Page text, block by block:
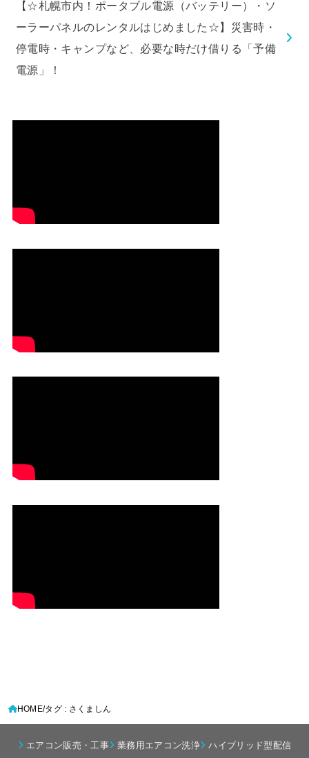
【☆札幌市内！ポータブル電源（バッテリー）・ソ
ーラーパネルのレンタルはじめました☆】災害時・
停電時・キャンプなど、必要な時だけ借りる「予備
電源」！
HOME タグ : さくましん
エアコン販売・工事 業務用エアコン洗浄
ハイブリッド型配信